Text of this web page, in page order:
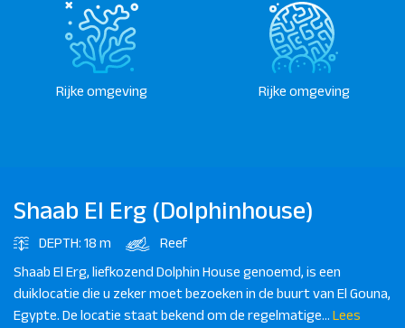
Rijke omgeving Rijke omgeving
Shaab El Erg (Dolphinhouse)
DEPTH: 18 m
Reef
Shaab El Erg, liefkozend Dolphin House genoemd, is een
duiklocatie die u zeker moet bezoeken in de buurt van El Gouna,
Egypte. De locatie staat bekend om de regelmatige... Lees